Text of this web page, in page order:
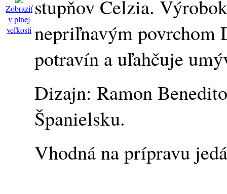
Zobraziť
v plnej
veľkosti
stupňov Celzia.
nepriľnavým
potravín a uľahčuje
Dizajn: Ramon
Španielsku.
Vhodná na prípravu